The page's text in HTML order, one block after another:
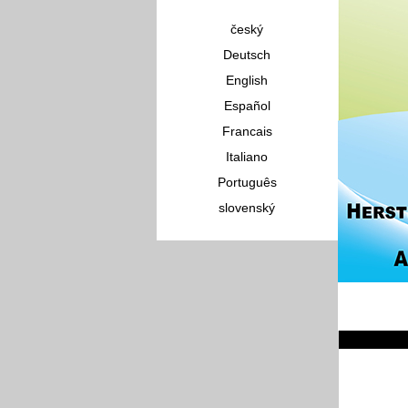
český
Deutsch
English
Español
Francais
Italiano
Português
slovenský